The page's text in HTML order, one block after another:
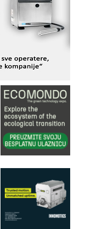
PANEL-OM
i brzo
rešenja za
i logističke
preciznosti u
dozirnim
ispitivanje
koje
fluida
– Napredna
u hidrauličkim i